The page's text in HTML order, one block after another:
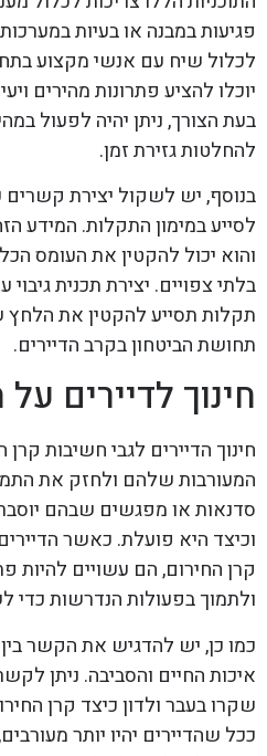
פגיעות במבנה או בעיות במערכות
לכלול שיח עם אנשי מקצוע
יוכלו להציע פתרונות מהירים
בעת הצורך, ניתן יהיה לפעול
להחלטות גזירת זמן.
בנוסף, יש לשקול יצירת קשרים
לסייע במימון התקלות. המידע
והוא יכול להקטין את העומס
בלתי צפויים. יצירת תכנית
תקלות תסייע להקטין את
תחושת הביטחון בקרב הדיירים.
חינוך לדיירים
חינוך הדיירים לגבי חשיבות
המעורבות שלהם ולחזק את
סדנאות או מפגשים שבהם
וכיצד היא פועלת. כאשר
קרן החירום, הם עשויים להיות
ולתמוך בפעולות הנדרשות כדי
כמו כן, יש להדגיש את הקשר
איכות החיים והסביבה. ניתן
שקרו בעבר ולדון כיצד קרן
ככל שהדיירים יהיו יותר